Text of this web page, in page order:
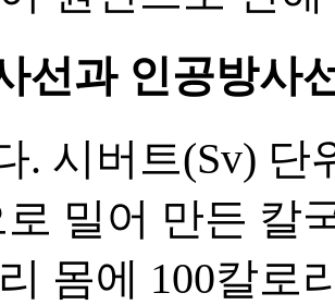
선과 인공방사
. 시버트(Sv)
밀어 만든 칼
몸에 100칼로